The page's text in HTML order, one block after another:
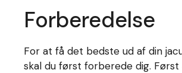
Forberedelse
For at få det bedste ud af din
skal du først forberede dig. Først